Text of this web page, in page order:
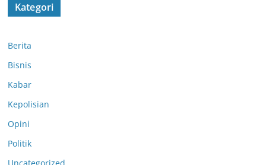
Kategori
Berita
Bisnis
Kabar
Kepolisian
Opini
Politik
Polsek Nguling
Sambangi
Perangkat Desa